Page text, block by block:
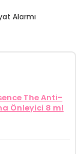
Alarmı
The Anti-
Önleyici 8 ml